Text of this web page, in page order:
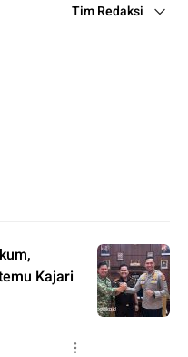
Tim Redaksi
Kajari